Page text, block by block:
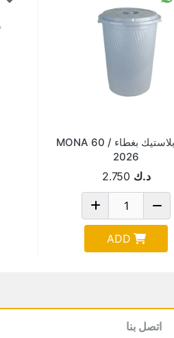
درام بلاستيك بغطاء MONA 60 /
2026
د.ك 2.750
ADD
اتصل بنا